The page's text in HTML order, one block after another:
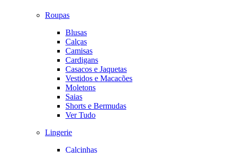
Roupas
Blusas
Calças
Camisas
Cardigans
Casacos e Jaquetas
Vestidos e Macacões
Moletons
Saias
Shorts e Bermudas
Ver Tudo
Lingerie
Calcinhas